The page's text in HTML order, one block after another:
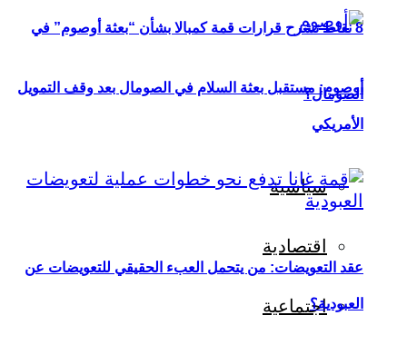
8 نقاط تشرح قرارات قمة كمبالا بشأن “بعثة أوصوم” في
الصومال؟
سياسية
اقتصادية
اجتماعية
أوصوم: مستقبل بعثة السلام في الصومال بعد وقف التمويل
الأمريكي
عقد التعويضات: من يتحمل العبء الحقيقي للتعويضات عن
العبودية؟